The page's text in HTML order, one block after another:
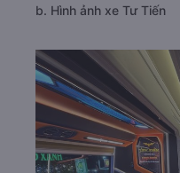
b. Hình ảnh xe Tư Tiến